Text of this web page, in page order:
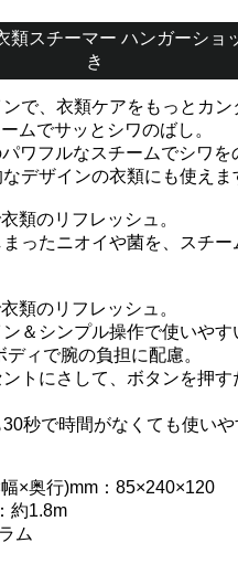
類スチーマー ハンガーショ
き
で、衣類ケアをもっとカン
ムでサッとシワのばし。
ワフルなスチームでシワを
デザインの衣類にも使えま
類のリフレッシュ。
ったニオイや菌を、スチー
類のリフレッシュ。
＆シンプル操作で使いやす
ィで腕の負担に配慮。
トにさして、ボタンを押す
秒で時間がなくても使いや
×奥行)mm：85×240×120
約1.8m
ム